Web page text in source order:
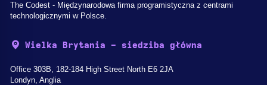
The Codest - Międzynarodowa firma programistyczna z centrami
technologicznymi w Polsce.
Wielka Brytania - siedziba główna
Office 303B, 182-184 High Street North E6 2JA
Londyn, Anglia